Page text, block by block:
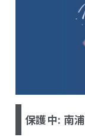
保護中: 南